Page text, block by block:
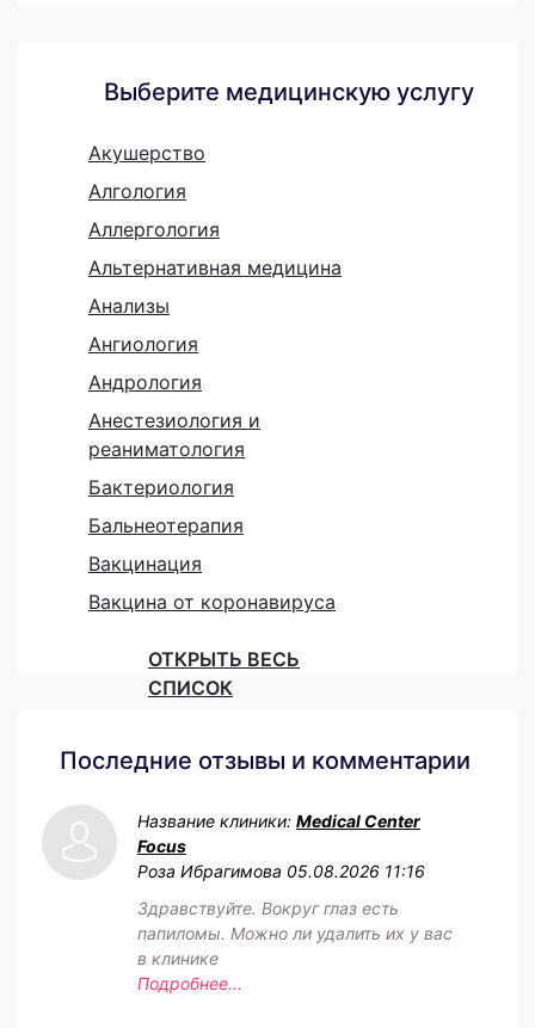
Выберите медицинскую услугу
Акушерство
Алгология
Аллергология
Альтернативная медицина
Анализы
Ангиология
Андрология
Анестезиология и
реаниматология
Бактериология
Бальнеотерапия
Вакцинация
Вакцина от коронавируса
ОТКРЫТЬ ВЕСЬ
СПИСОК
Последние отзывы и комментарии
Название клиники: Medical Center
Focus
Роза Ибрагимова 05.08.2026 11:16
Здравствуйте. Вокруг глаз есть
папиломы. Можно ли удалить их у вас
в клинике
Подробнее...